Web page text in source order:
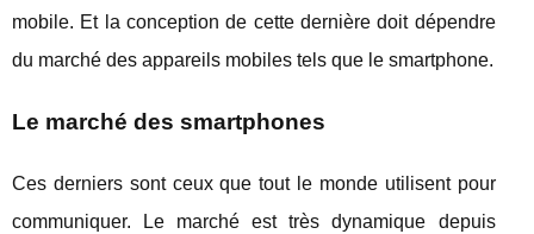
mobile. Et la conception de cette dernière doit dépendre
du marché des appareils mobiles tels que le smartphone.
Le marché des smartphones
Ces derniers sont ceux que tout le monde utilisent pour
communiquer. Le marché est très dynamique depuis